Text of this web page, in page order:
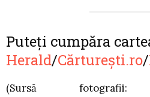
Puteți cumpăra
Herald/Cărturești.ro/
(Sursă